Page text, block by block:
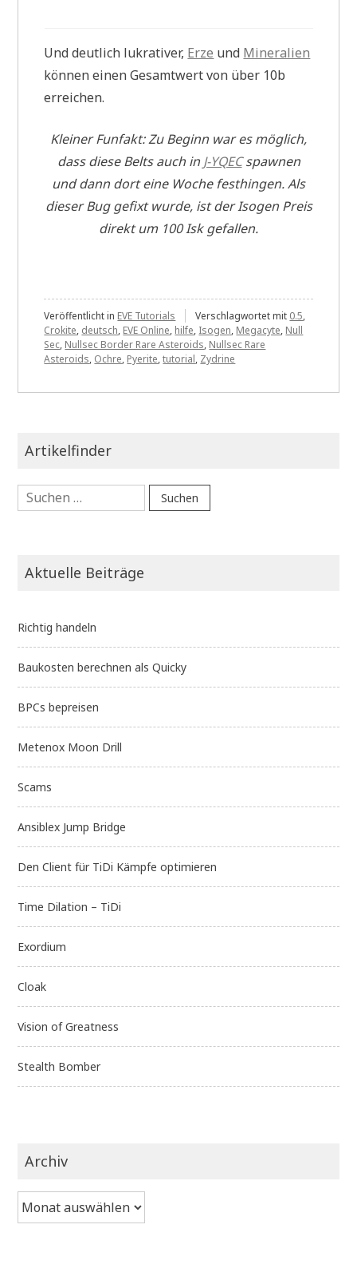
Und deutlich lukrativer, Erze und Mineralien
können einen Gesamtwert von über 10b
erreichen.
Kleiner Funfakt: Zu Beginn war es möglich,
dass diese Belts auch in J-YQECspawnen
und dann dort eine Woche festhingen. Als
dieser Bug gefixt wurde, ist der Isogen Preis
direkt um 100 Isk gefallen.
Veröffentlicht in EVE Tutorials Verschlagwortet mit 0.5,
Crokite, deutsch, EVE Online, hilfe, Isogen, Megacyte, Null
Sec, Nullsec Border Rare Asteroids, Nullsec Rare
Asteroids, Ochre, Pyerite,tutorial, Zydrine
Artikelfinder
Suchen
nach:
Aktuelle Beiträge
Richtig handeln
Baukosten berechnen als Quicky
BPCs bepreisen
Metenox Moon Drill
Scams
Ansiblex Jump Bridge
Den Client für TiDi Kämpfe optimieren
Time Dilation – TiDi
Exordium
Cloak
Vision of Greatness
Stealth Bomber
Archiv